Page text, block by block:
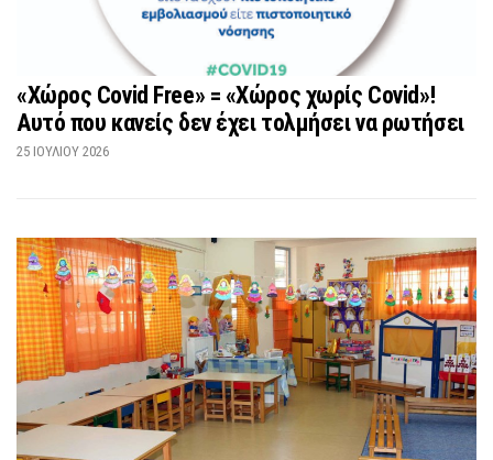
«Χώρος Covid Free» = «Χώρος χωρίς Covid»!
Αυτό που κανείς δεν έχει τολμήσει να ρωτήσει
25 ΙΟΥΛΊΟΥ 2026